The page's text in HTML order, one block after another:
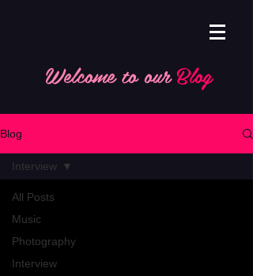
Blog
All Posts
Music
Photography
Interview
Interview
Welcome to ourBlog